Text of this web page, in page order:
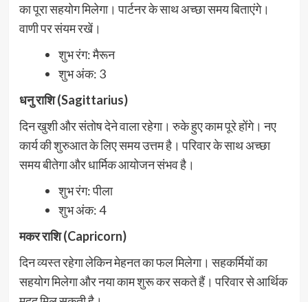
का पूरा सहयोग मिलेगा। पार्टनर के साथ अच्छा समय बिताएंगे।
वाणी पर संयम रखें।
शुभ रंग: मैरून
शुभ अंक: 3
धनु राशि (Sagittarius)
दिन खुशी और संतोष देने वाला रहेगा। रुके हुए काम पूरे होंगे। नए
कार्य की शुरुआत के लिए समय उत्तम है। परिवार के साथ अच्छा
समय बीतेगा और धार्मिक आयोजन संभव है।
शुभ रंग: पीला
शुभ अंक: 4
मकर राशि (Capricorn)
दिन व्यस्त रहेगा लेकिन मेहनत का फल मिलेगा। सहकर्मियों का
सहयोग मिलेगा और नया काम शुरू कर सकते हैं। परिवार से आर्थिक